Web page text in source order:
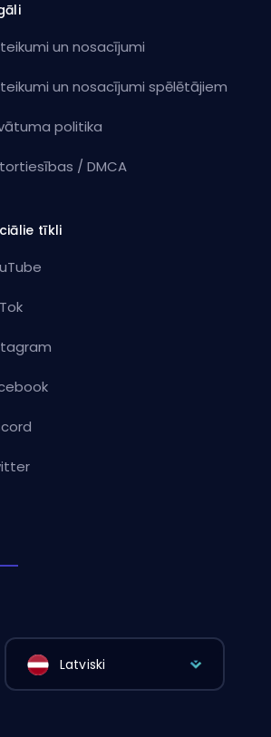
un nosacījumi
un nosacījumi spēlētājiem
politika
/ DMCA
tīkli
Latviski